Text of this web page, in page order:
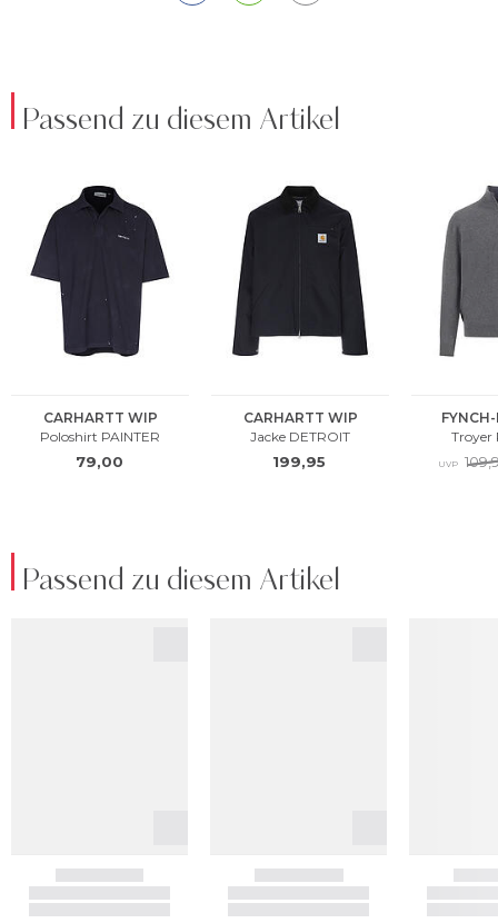
Passend zu diesem Artikel
Passend zu diesem Artikel